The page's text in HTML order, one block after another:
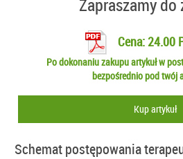
Zapraszamy do
Cena: 24.00
Po dokonaniu zakupu artykuł w
bezpośrednio pod twój
Kup artykuł
Schemat postępowania